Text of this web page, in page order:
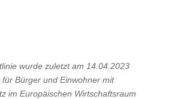
wurde zuletzt am 14.04.2023
Bürger und Einwohner mit
im Europäischen Wirtschaftsraum